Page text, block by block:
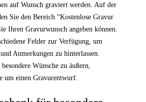
auf Wunsch graviert werden. Auf der
Sie den Bereich “Kostenlose Gravur
Ihren Gravurwunsch angeben können.
Felder zur Verfügung, um
Anmerkungen zu hinterlassen.
Wünsche zu äußern,
um einen Gravurentwurf.